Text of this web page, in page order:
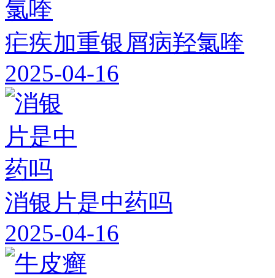
疟疾加重银屑病羟氯喹
2025-04-16
消银片是中药吗
2025-04-16